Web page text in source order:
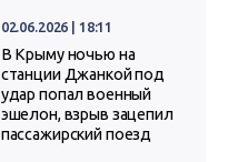
02.06.2026 | 18:11
В Крыму ночью на
станции Джанкой под
удар попал военный
эшелон, взрыв зацепил
пассажирский поезд